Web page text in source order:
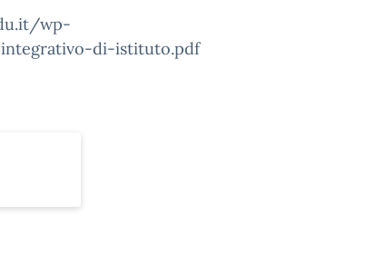
wp-
di-istituto.pdf